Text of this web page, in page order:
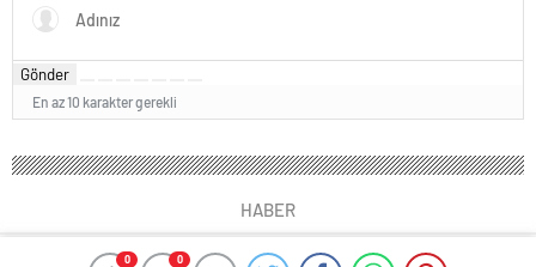
0 0
Gönder
En az 10 karakter gerekli
HABER